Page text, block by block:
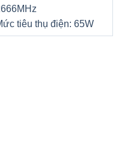
tiêu thụ điện: 65W